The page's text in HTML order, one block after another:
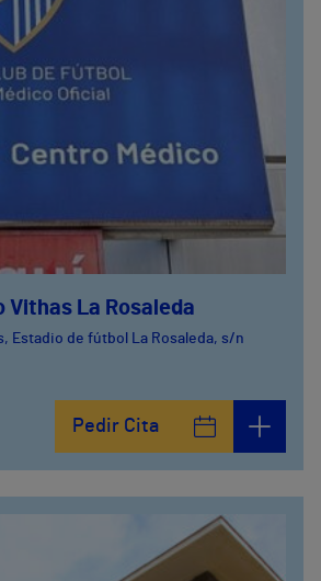
Vithas La Rosaleda
Estadio de fútbol La Rosaleda, s/n
Pedir Cita